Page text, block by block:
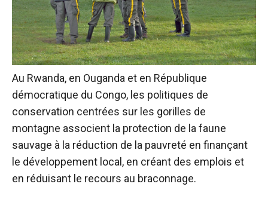
Au Rwanda, en Ouganda et en République
démocratique du Congo, les politiques de
conservation centrées sur les gorilles de
montagne associent la protection de la faune
sauvage à la réduction de la pauvreté en finançant
le développement local, en créant des emplois et
en réduisant le recours au braconnage.